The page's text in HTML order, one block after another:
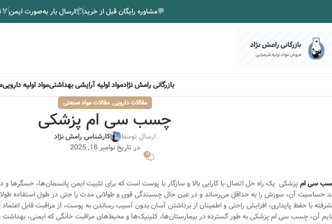
💬مشاوره رایگان قبل از خرید📦ارسال بار به‌صورت ایمن🏅
بازرگانی رامش نژادمواد اولیه آرایشی بهداشتیمواد اولیه دارویی
مقالات دارویی,مقالات مواد صنعتی
چسب سی ام پزشکی
ارسال توسط
کارشناس رامش نژاد
در تاریخ نوامبر 18, 2025
0
سی ام پزشکی یک راه حل اتصال با کارایی بالا و سازگار با پوست است که برای تثبیت ایمن پانسمان‌ها،
حساسیت آن، سوزش را به حداقل می‌رساند و در عین حال چسبندگی قوی و طولانی مدت را حتی در طول استفاده
با حفظ پایداری، افزایش راحتی و اطمینان از برداشتن آسان بدون آسیب رساندن به پوست، از مراقبت قابل
آن، چسب سی ام پزشکی به طور گسترده در بیمارستان‌ها، کلینیک‌ها و محیط‌های مراقبت خانگی که ایمنی، بهداشت